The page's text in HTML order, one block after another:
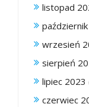
listopad
wrzesień
sierpień
lipiec 2023
czerwiec